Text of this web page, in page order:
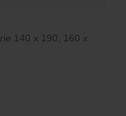
140 x 190, 160 x